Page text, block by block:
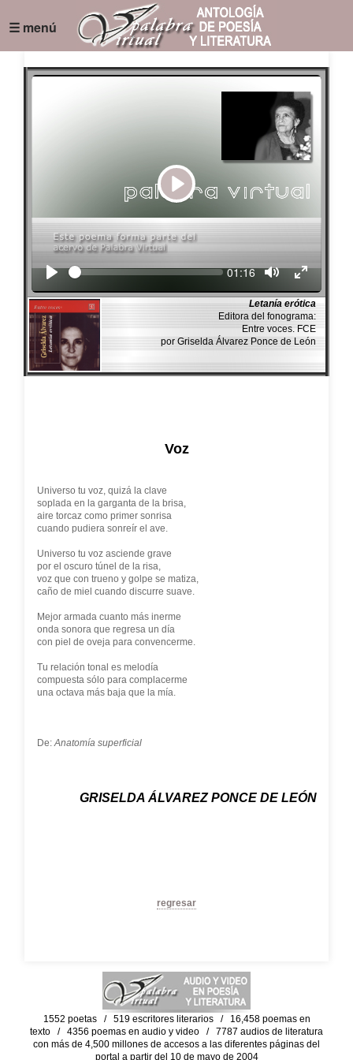
☰ menú
Play
Seek Current
01:16
Letanía erótica
Editora del fonograma:
Entre voces. FCE
por Griselda Álvarez Ponce de León
Voz
Universo tu voz, quizá la clave
soplada en la garganta de la brisa,
aire torcaz como primer sonrisa
cuando pudiera sonreír el ave.
Universo tu voz asciende grave
por el oscuro túnel de la risa,
voz que con trueno y golpe se matiza,
caño de miel cuando discurre suave.
Mejor armada cuanto más inerme
onda sonora que regresa un día
con piel de oveja para convencerme.
Tu relación tonal es melodía
compuesta sólo para complacerme
una octava más baja que la mía.
De:Anatomía superficial
GRISELDA ÁLVAREZ PONCE DE LEÓN
regresar
1552 poetas / 519 escritores literarios / 16,458 poemas en
texto / 4356 poemas en audio y video / 7787 audios de literatura
con más de 4,500 millones de accesos a las diferentes páginas del
portal a partir del 10 de mayo de 2004